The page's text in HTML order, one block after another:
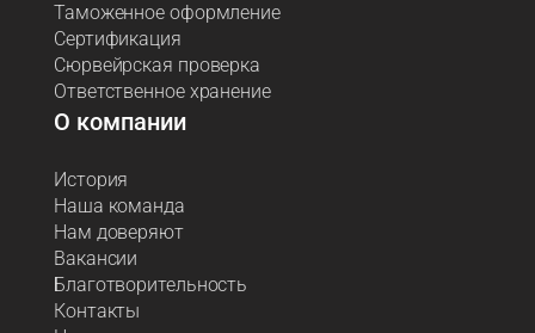
Таможенное оформление
Сертификация
Сюрвейрская проверка
Ответственное хранение
О компании
История
Наша команда
Нам доверяют
Вакансии
Благотворительность
Контакты